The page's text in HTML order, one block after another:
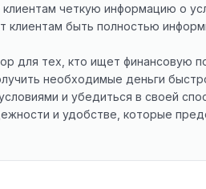
четкую информацию о
клиентам быть полностью
тех, кто ищет финансовую
необходимые деньги
и убедиться в своей
и удобстве, которые